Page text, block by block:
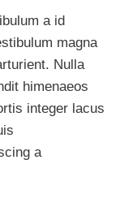
a id
magna
Nulla
himenaeos
integer lacus
a